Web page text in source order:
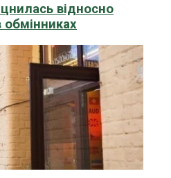
відносно